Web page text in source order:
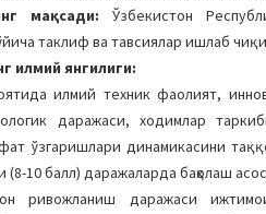
мақсади: Ўзбекистон
таклиф ва тавсиялар ишлаб
илмий янгилиги:
илмий техник фаолият,
даражаси, ходимлар
ўзгаришлари динамикасини
(8-10 балл) даражаларда баҳолаш
ривожланиш даражаси